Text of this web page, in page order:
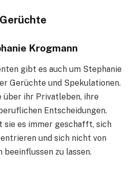
Krogmann
gibt es auch um Stephanie
Gerüchte und Spekulationen.
über ihr Privatleben, ihre
Entscheidungen.
sie es immer geschafft, sich
und sich nicht von
beeinflussen zu lassen.